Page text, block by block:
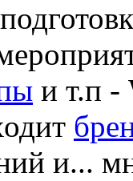
и т.п -
и...